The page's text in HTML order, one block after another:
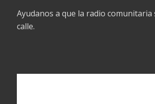
Ayudanos a que la radio comunitaria
calle.